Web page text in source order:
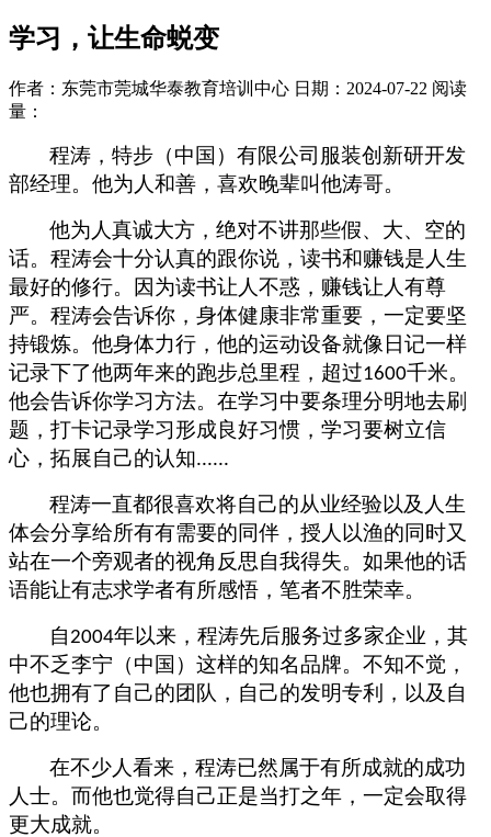
学习，让生命蜕变
作者：东莞市莞城华泰教育培训中心 日期：2024-07-22 阅读
量：
程涛，特步（中国）有限公司服装创新研开发
部经理。他为人和善，喜欢晚辈叫他涛哥。
他为人真诚大方，绝对不讲那些假、大、空的
话。程涛会十分认真的跟你说，读书和赚钱是人生
最好的修行。因为读书让人不惑，赚钱让人有尊
严。程涛会告诉你，身体健康非常重要，一定要坚
持锻炼。他身体力行，他的运动设备就像日记一样
记录下了他两年来的跑步总里程，超过1600千米。
他会告诉你学习方法。在学习中要条理分明地去刷
题，打卡记录学习形成良好习惯，学习要树立信
心，拓展自己的认知......
程涛一直都很喜欢将自己的从业经验以及人生
体会分享给所有有需要的同伴，授人以渔的同时又
站在一个旁观者的视角反思自我得失。如果他的话
语能让有志求学者有所感悟，笔者不胜荣幸。
自2004年以来，程涛先后服务过多家企业，其
中不乏李宁（中国）这样的知名品牌。不知不觉，
他也拥有了自己的团队，自己的发明专利，以及自
己的理论。
在不少人看来，程涛已然属于有所成就的成功
人士。而他也觉得自己正是当打之年，一定会取得
更大成就。